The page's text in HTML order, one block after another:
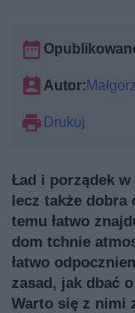
Autor:
Drukuj
Ład i porządek
lecz także dobra
temu łatwo
dom tchnie
łatwo
zasad, jak dbać
Warto się z nimi